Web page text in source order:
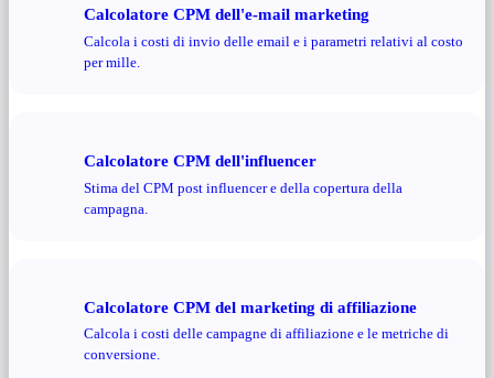
Calcolatore CPM dell'e-mail marketing
Calcola i costi di invio delle email e i parametri relativi al costo
per mille.
Calcolatore CPM dell'influencer
Stima del CPM post influencer e della copertura della
campagna.
Calcolatore CPM del marketing di affiliazione
Calcola i costi delle campagne di affiliazione e le metriche di
conversione.